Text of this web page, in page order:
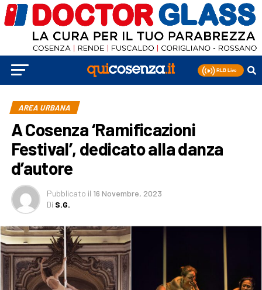
AREA URBANA
A Cosenza ‘Ramificazioni
Festival’, dedicato alla danza
d’autore
Pubblicato il 16 Novembre, 2023
Di S.G.